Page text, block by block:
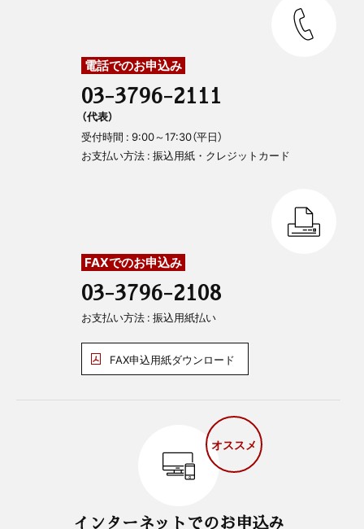
電話でのお申込み
03-3796-2111
（代表）
受付時間 : 9:00～17:30（平日）
お支払い方法 : 振込用紙・クレジットカード
FAXでのお申込み
03-3796-2108
お支払い方法 : 振込用紙払い
FAX申込用紙ダウンロード
オススメ
インターネットでのお申込み